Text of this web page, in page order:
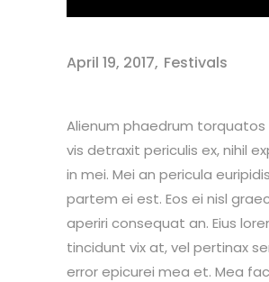
April 19, 2017 Festivals
Alienum phaedrum torquatos
vis detraxit periculis ex, nihil
in mei. Mei an pericula
partem ei est. Eos ei nisl
aperiri consequat an. Eius
tincidunt vix at, vel pertinax
error epicurei mea et. Mea